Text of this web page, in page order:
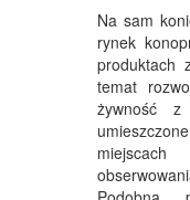
Na sam
rynek
produktach
temat
żywność z